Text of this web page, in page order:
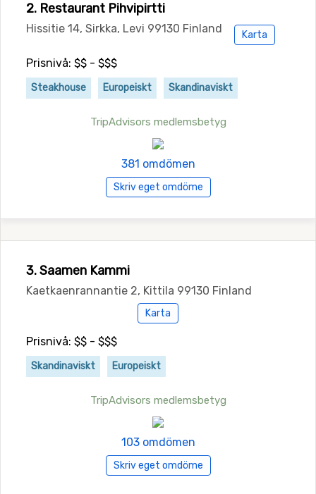
2. Restaurant Pihvipirtti
Hissitie 14, Sirkka, Levi 99130 Finland Karta
Prisnivå: $$ - $$$
Steakhouse Europeiskt Skandinaviskt
TripAdvisors medlemsbetyg
381 omdömen
Skriv eget omdöme
3. Saamen Kammi
Kaetkaenrannantie 2, Kittila 99130 Finland
Karta
Prisnivå: $$ - $$$
Skandinaviskt Europeiskt
TripAdvisors medlemsbetyg
103 omdömen
Skriv eget omdöme